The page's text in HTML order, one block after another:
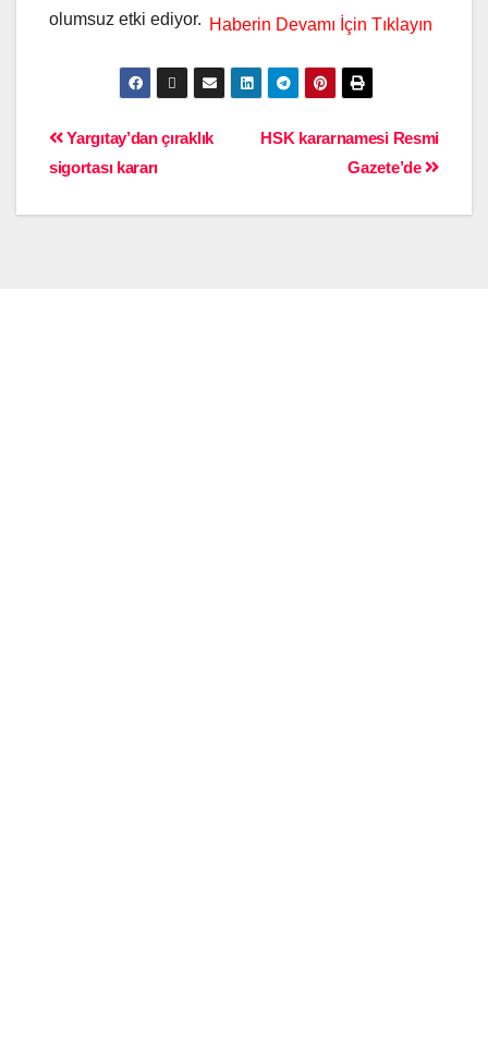
olumsuz etki ediyor.
HSK kararnamesi Resmi
Gazete’de
Yargıtay’dan çıraklık
sigortası kararı